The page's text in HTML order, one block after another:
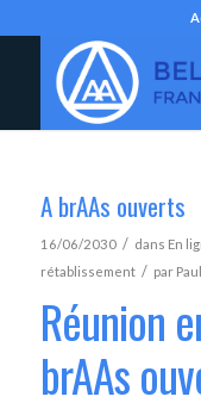
A brAAs ouverts
16/06/2030 / dans En
rétablissement / par
Réunion
brAAs